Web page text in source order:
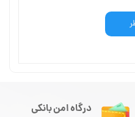
درگاه امن بانکی